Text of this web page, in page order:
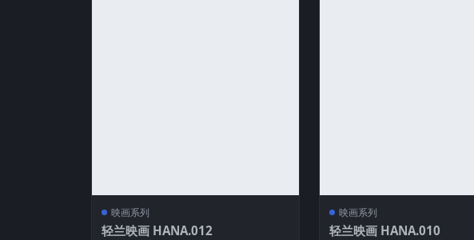
映画系列
轻兰映画 HANA.012
映画系列
轻兰映画 HANA.010